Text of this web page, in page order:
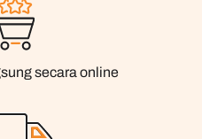
secara online